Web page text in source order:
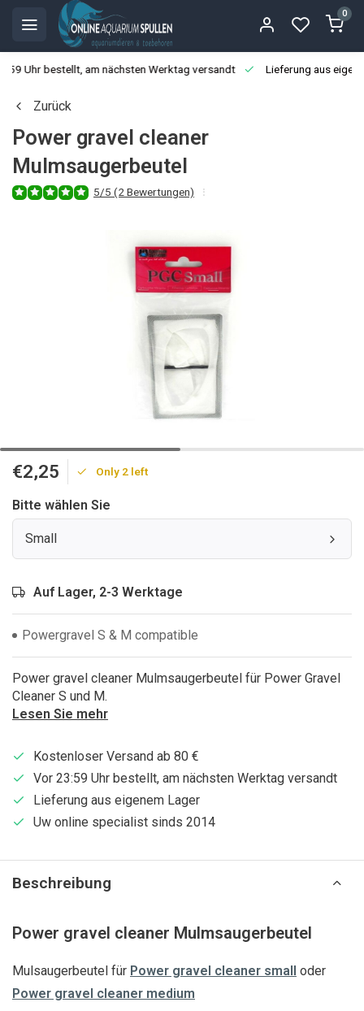
0
Uhr bestellt, am nächsten Werktag versandt Lieferung aus
Zurück
Power gravel cleaner
Mulmsaugerbeutel
5/5 (2 Bewertungen)
€2,25 Only 2 left
Bitte wählen Sie
Small
Auf Lager, 2-3 Werktage
Powergravel S & M compatible
Power gravel cleaner Mulmsaugerbeutel für Power Gravel
Cleaner S und M.
Lesen Sie mehr
Kostenloser Versand ab 80 €
Vor 23:59 Uhr bestellt, am nächsten Werktag versandt
Lieferung aus eigenem Lager
Uw online specialist sinds 2014
Beschreibung
Power gravel cleaner Mulmsaugerbeutel
Mulsaugerbeutel für Power gravel cleaner small oder
Power gravel cleaner medium